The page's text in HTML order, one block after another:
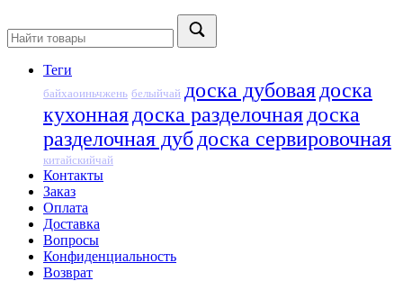
Теги
байхаоиньчжень белыйчай доска дубовая доска
кухонная доска разделочная доска
разделочная дуб доска сервировочная
китайскийчай
Контакты
Заказ
Оплата
Доставка
Вопросы
Конфиденциальность
Возврат